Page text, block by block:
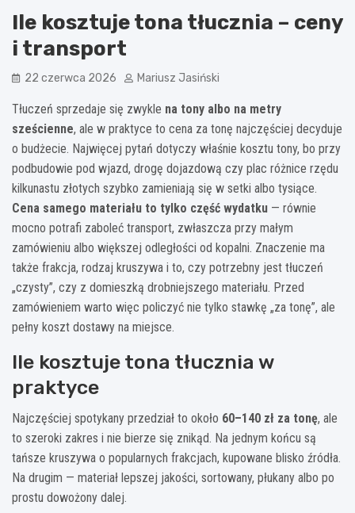
Ile kosztuje tona tłucznia – ceny
i transport
22 czerwca 2026 Mariusz Jasiński
Tłuczeń sprzedaje się zwykle na tony albo na metry
sześcienne, ale w praktyce to cena za tonę najczęściej decyduje
o budżecie. Najwięcej pytań dotyczy właśnie kosztu tony, bo przy
podbudowie pod wjazd, drogę dojazdową czy plac różnice rzędu
kilkunastu złotych szybko zamieniają się w setki albo tysiące.
Cena samego materiału to tylko część wydatku — równie
mocno potrafi zaboleć transport, zwłaszcza przy małym
zamówieniu albo większej odległości od kopalni. Znaczenie ma
także frakcja, rodzaj kruszywa i to, czy potrzebny jest tłuczeń
„czysty”, czy z domieszką drobniejszego materiału. Przed
zamówieniem warto więc policzyć nie tylko stawkę „za tonę”, ale
pełny koszt dostawy na miejsce.
Ile kosztuje tona tłucznia w
praktyce
Najczęściej spotykany przedział to około 60–140 zł za tonę, ale
to szeroki zakres i nie bierze się znikąd. Na jednym końcu są
tańsze kruszywa o popularnych frakcjach, kupowane blisko źródła.
Na drugim — materiał lepszej jakości, sortowany, płukany albo po
prostu dowożony dalej.